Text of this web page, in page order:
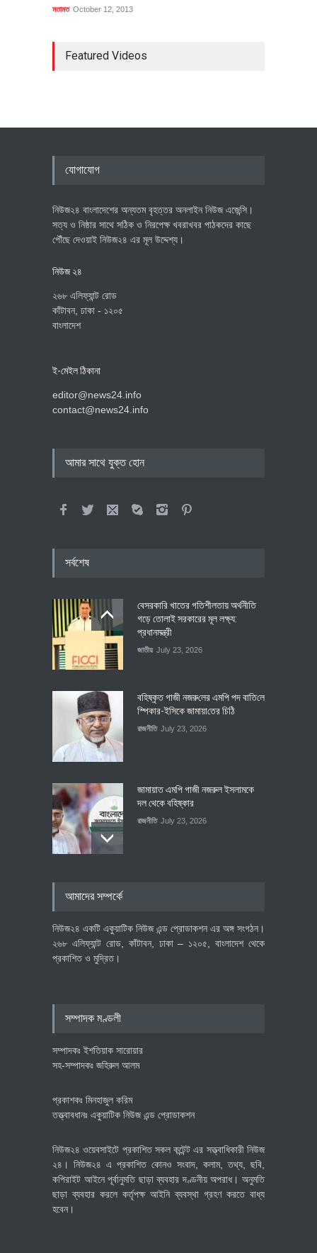
মতামত October 12, 2013
Featured Videos
যোগাযোগ
নিউজ২৪ বাংলাদেশের অন্যতম বৃহত্তর অনলাইন নিউজ এজেন্সি।
সত্য ও নিষ্ঠার সাথে সঠিক ও নিরপেক্ষ খবরাখবর পাঠকদের কাছে
পৌঁছে দেওয়াই নিউজ২৪ এর মূল উদ্দেশ্য।
নিউজ ২৪
২৬৮ এলিফ্যান্ট রোড
কাঁটাবন, ঢাকা - ১২০৫
বাংলাদেশ
ই-মেইল ঠিকানা
editor@news24.info
contact@news24.info
আমার সাথে যুক্ত হোন
সর্বশেষ
বেসরকারি খাতের গতিশীলতায় অর্থনীতি
গড়ে তোলাই সরকারের মূল লক্ষ্য:
প্রধানমন্ত্রী
জাতীয় July 23, 2026
বহিষ্কৃত গাজী নজরু‌লের এম‌পি পদ বা‌তি‌লে
স্পিকার-ইসিকে জামায়া‌তের চি‌ঠি
রাজনীতি July 23, 2026
জামায়াত এমপি গাজী নজরুল ইসলামকে
দল থেকে বহিষ্কার
রাজনীতি July 23, 2026
আমাদের সম্পর্কে
নিউজ২৪ একটি একুয়াটিক নিউজ এন্ড প্রোডাকশন এর অঙ্গ সংগঠন।
২৬৮ এলিফ্যান্ট রোড, কাঁটাবন, ঢাকা – ১২০৫, বাংলাদেশ থেকে
প্রকাশিত ও মুদ্রিত।
সম্পাদক মণ্ডলী
সম্পাদকঃ ইশতিয়াক সারোয়ার
সহ-সম্পাদকঃ জহিরুল আলম
প্রকাশকঃ মিনহাজুল করিম
তত্ত্বাবধানঃ একুয়াটিক নিউজ এন্ড প্রোডাকশন
নিউজ২৪ ওয়েবসাইটে প্রকাশিত সকল কন্টেন্ট এর সত্ত্বাধিকারী নিউজ
২৪। নিউজ২৪ এ প্রকাশিত কোনও সংবাদ, কলাম, তথ্য, ছবি,
কপিরাইট আইনে পূর্বানুমতি ছাড়া ব্যবহার দণ্ডনীয় অপরাধ। অনুমতি
ছাড়া ব্যবহার করলে কর্তৃপক্ষ আইনি ব্যবস্থা গ্রহণ করতে বাধ্য
হবেন।